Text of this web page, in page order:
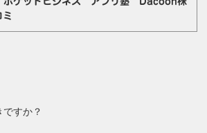
すか？